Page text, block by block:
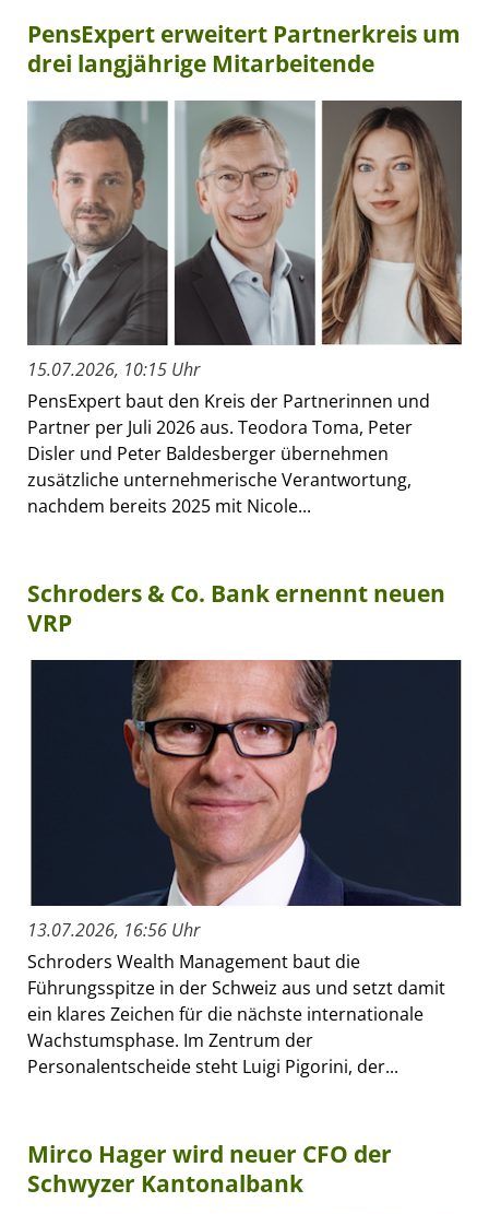
PensExpert erweitert Partnerkreis um
drei langjährige Mitarbeitende
15.07.2026, 10:15 Uhr
PensExpert baut den Kreis der Partnerinnen und
Partner per Juli 2026 aus. Teodora Toma, Peter
Disler und Peter Baldesberger übernehmen
zusätzliche unternehmerische Verantwortung,
nachdem bereits 2025 mit Nicole...
Schroders & Co. Bank ernennt neuen
VRP
13.07.2026, 16:56 Uhr
Schroders Wealth Management baut die
Führungsspitze in der Schweiz aus und setzt damit
ein klares Zeichen für die nächste internationale
Wachstumsphase. Im Zentrum der
Personalentscheide steht Luigi Pigorini, der...
Mirco Hager wird neuer CFO der
Schwyzer Kantonalbank